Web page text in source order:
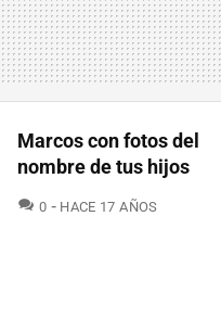
Marcos con fotos del
nombre de tus hijos
0 COMENTARIOS
HACE 17 AÑOS